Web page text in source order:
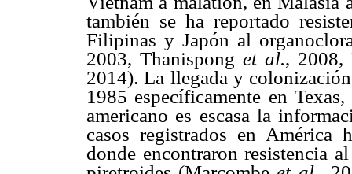
también se ha reportado
Filipinas y Japón al
2003, Thanispong et al., 2008,
2014). La llegada y
1985 específicamente en
americano es escasa la
casos registrados en América
donde encontraron resistencia